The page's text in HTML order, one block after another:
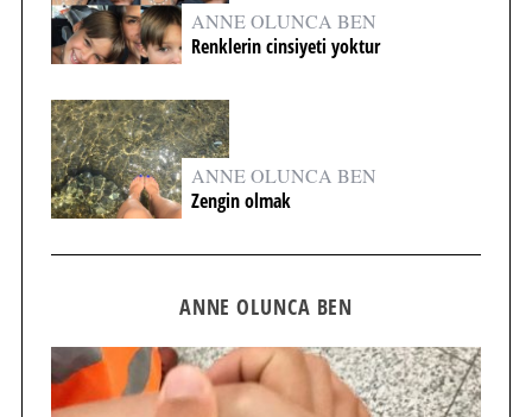
ANNE OLUNCA BEN
Renklerin cinsiyeti yoktur
ANNE OLUNCA BEN
Zengin olmak
ANNE OLUNCA BEN